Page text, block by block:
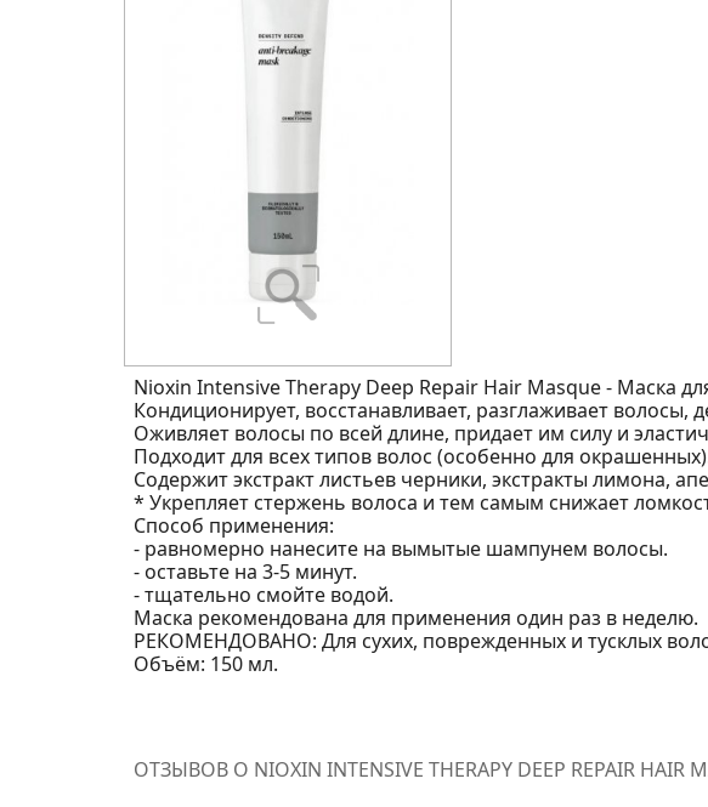
Nioxin Intensive Therapy Deep Repair Hair Masque - Маска
Кондиционирует, восстанавливает, разглаживает волосы,
Оживляет волосы по всей длине, придает им силу и
Подходит для всех типов волос (особенно для
Содержит экстракт листьев черники, экстракты лимона,
* Укрепляет стержень волоса и тем самым снижает
Способ применения:
- равномерно нанесите на вымытые шампунем волосы.
- оставьте на 3-5 минут.
- тщательно смойте водой.
Маска рекомендована для применения один раз в неделю.
РЕКОМЕНДОВАНО: Для сухих, поврежденных и тусклых
Объём: 150 мл.
ОТЗЫВОВ О NIOXIN INTENSIVE THERAPY DEEP REPAIR